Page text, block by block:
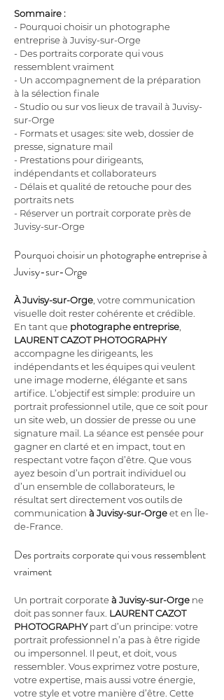
Sommaire :
- Pourquoi choisir un photographe
entreprise à Juvisy-sur-Orge
- Des portraits corporate qui vous
ressemblent vraiment
- Un accompagnement de la préparation
à la sélection finale
- Studio ou sur vos lieux de travail à Juvisy-
sur-Orge
- Formats et usages: site web, dossier de
presse, signature mail
- Prestations pour dirigeants,
indépendants et collaborateurs
- Délais et qualité de retouche pour des
portraits nets
- Réserver un portrait corporate près de
Juvisy-sur-Orge
Pourquoi choisir un photographe entreprise à
Juvisy-sur-Orge
À Juvisy-sur-Orge , votre communication
visuelle doit rester cohérente et crédible.
En tant que photographe entreprise
LAURENT CAZOT PHOTOGRAPHY
accompagne les dirigeants, les
indépendants et les équipes qui veulent
une image moderne, élégante et sans
artifice. L’objectif est simple: produire un
portrait professionnel utile, que ce soit pour
un site web, un dossier de presse ou une
signature mail. La séance est pensée pour
gagner en clarté et en impact, tout en
respectant votre façon d’être. Que vous
ayez besoin d’un portrait individuel ou
d’un ensemble de collaborateurs, le
résultat sert directement vos outils de
communication à Juvisy-sur-Orge et en Île-
de-France.
Des portraits corporate qui vous ressemblent
vraiment
Un portrait corporate à Juvisy-sur-Orge ne
doit pas sonner faux. LAURENT CAZOT
PHOTOGRAPHY part d’un principe: votre
portrait professionnel n’a pas à être rigide
ou impersonnel. Il peut, et doit, vous
ressembler. Vous exprimez votre posture,
votre expertise, mais aussi votre énergie,
votre style et votre manière d’être. Cette